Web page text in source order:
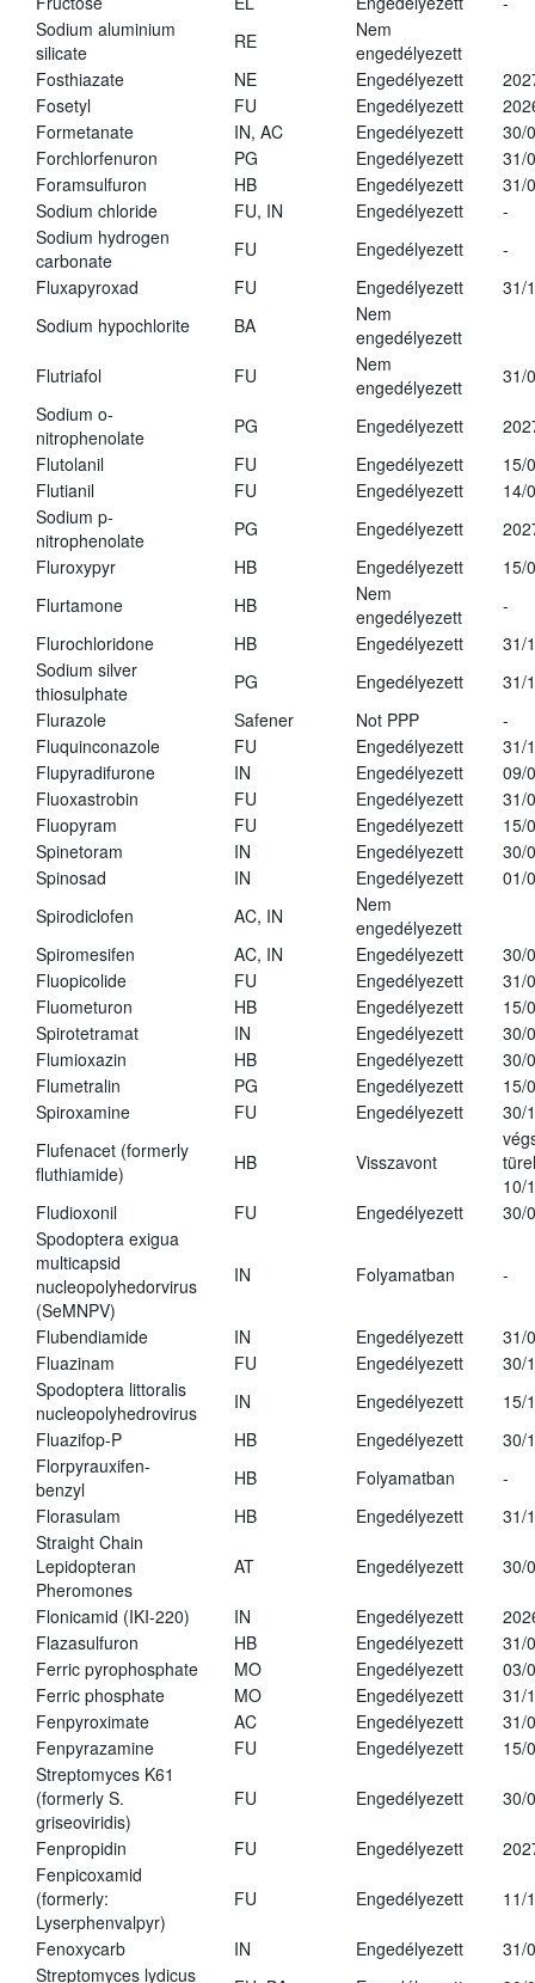
Sodium aluminium
silicate
RE
Nem
engedélyezett
Fosthiazate
NE Engedélyezett
Fosetyl
FU Engedélyezett
Formetanate
IN, AC Engedélyezett
30/
Forchlorfenuron
PG Engedélyezett
31/
Foramsulfuron
HB Engedélyezett
31/
Sodium chloride
FU, IN Engedélyezett
-
Sodium hydrogen
carbonate
FU Engedélyezett
-
Fluxapyroxad
FU Engedélyezett
31/
Sodium hypochlorite
BA
Nem
engedélyezett
Flutriafol
FU
Nem
engedélyezett
31/
Sodium o-
nitrophenolate
PG Engedélyezett
Flutolanil
FU Engedélyezett
15/
Flutianil
FU Engedélyezett
14/
Sodium p-
nitrophenolate
PG Engedélyezett
Fluroxypyr
HB Engedélyezett
15/
Flurtamone
HB
Nem
engedélyezett
-
Flurochloridone
HB Engedélyezett
31/
Sodium silver
thiosulphate
PG Engedélyezett
31/
Flurazole
Safener Not PPP
-
Fluquinconazole
FU Engedélyezett
31/
Flupyradifurone
IN Engedélyezett
09/
Fluoxastrobin
FU Engedélyezett
31/
Fluopyram
FU Engedélyezett
15/
Spinetoram
IN Engedélyezett
30/
Spinosad
IN Engedélyezett
01/
Spirodiclofen
AC, IN
Nem
engedélyezett
Spiromesifen
AC, IN Engedélyezett
30/
Fluopicolide
FU Engedélyezett
31/
Fluometuron
HB Engedélyezett
15/
Spirotetramat
IN Engedélyezett
30/
Flumioxazin
HB Engedélyezett
30/
Flumetralin
PG Engedélyezett
15/
Spiroxamine
FU Engedélyezett
30/
Flufenacet (formerly
fluthiamide)
HB Visszavont
10/
Fludioxonil
FU Engedélyezett
30/
Spodoptera exigua
multicapsid
nucleopolyhedorvirus
(SeMNPV)
IN Folyamatban -
Flubendiamide IN Engedélyezett
31/
Fluazinam
FU Engedélyezett
30/
Spodoptera littoralis
nucleopolyhedrovirus
IN Engedélyezett
15/
Fluazifop-P
HB Engedélyezett
30/
Florpyrauxifen-
benzyl
HB Folyamatban
-
Florasulam
HB Engedélyezett
31/
Straight Chain
Lepidopteran
Pheromones
AT Engedélyezett 30/
Flonicamid (IKI-220) IN Engedélyezett
Flazasulfuron
HB Engedélyezett
31/
Ferric pyrophosphate
MO Engedélyezett
03/
Ferric phosphate
MO Engedélyezett
31/
Fenpyroximate
AC Engedélyezett
31/
Fenpyrazamine
FU Engedélyezett
15/
Streptomyces K61
(formerly S.
griseoviridis)
FU Engedélyezett 30/
Fenpropidin FU Engedélyezett
Fenpicoxamid
(formerly:
Lyserphenvalpyr)
FU Engedélyezett 11/
Fenoxycarb IN Engedélyezett
31/
Streptomyces lydicus